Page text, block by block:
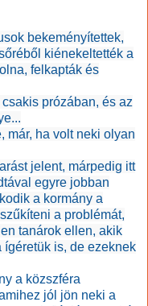
bekeményítettek,
kiénekeltették a
felkapták és
prózában, és az
már, ha volt neki olyan
jelent, márpedig itt
egyre jobban
a kormány a
a problémát,
tanárok ellen, akik
ígéretük is, de ezeknek
a közszféra
jól jön neki a